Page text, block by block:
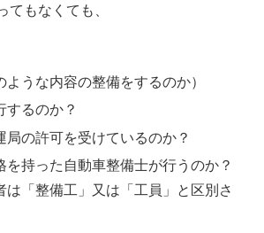
てもなくても、
ような内容の整備をするのか）
するのか？
局の許可を受けているのか？
を持った自動車整備士が行うのか？
は「整備工」又は「工員」と区別さ